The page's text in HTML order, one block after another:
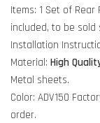
Items: 1 Set of
included, to be sold
Installation
Material: High
Metal sheets.
Color: ADV150
order.